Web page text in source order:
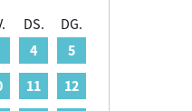
DS.
DG.
4
5
11
12